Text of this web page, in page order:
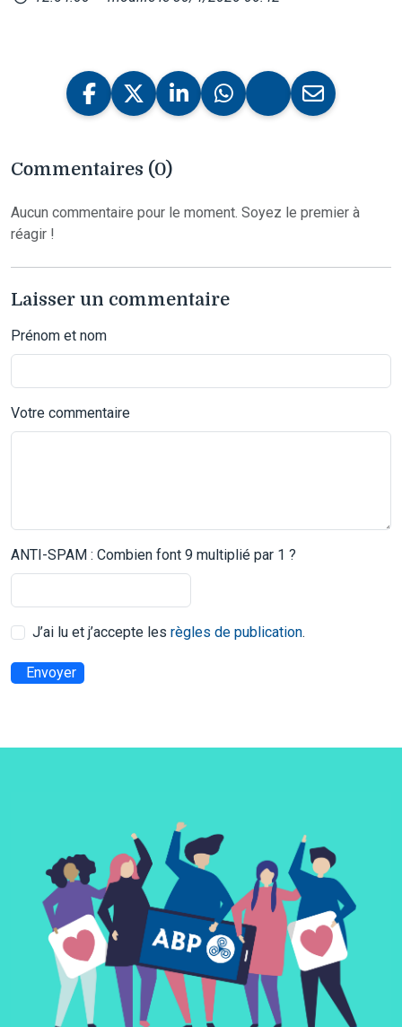
Commentaires (0)
Aucun commentaire pour le moment. Soyez le premier à
réagir !
Laisser un commentaire
Prénom et nom
Votre commentaire
ANTI-SPAM : Combien font 9 multiplié par 1 ?
J’ai lu et j’accepte les règles de publication.
Envoyer